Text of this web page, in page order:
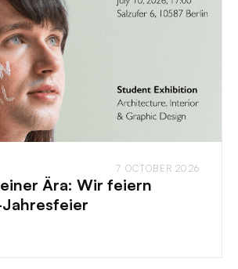
7 OCTOBER 2026
Ära: Wir feiern